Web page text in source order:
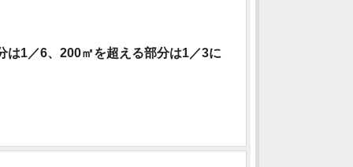
は1／6、200㎡を超える部分は1／3に